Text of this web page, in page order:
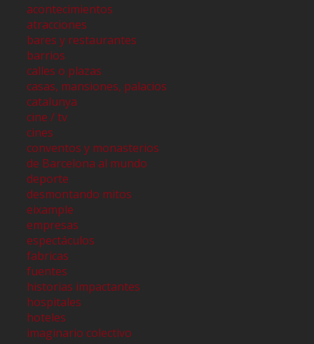
acontecimientos
atracciones
bares y restaurantes
barrios
calles o plazas
casas, mansiones, palacios
catalunya
cine / tv
cines
conventos y monasterios
de Barcelona al mundo
deporte
desmontando mitos
eixample
empresas
espectáculos
fabricas
fuentes
historias impactantes
hospitales
hoteles
imaginario colectivo